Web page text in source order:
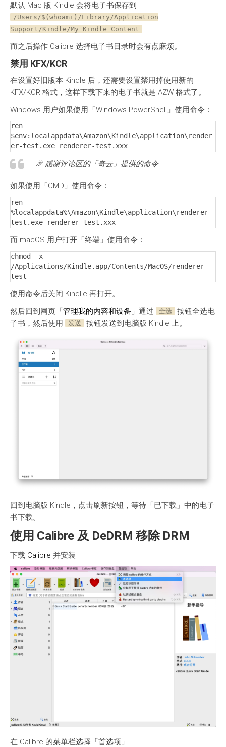
默认 Mac 版 Kindle 会将电子书保存到
/Users/$(whoami)/Library/Application
Support/Kindle/My Kindle Content
而之后操作 Calibre 选择电子书目录时会有点麻烦。
禁用 KFX/KCR
在设置好旧版本 Kindle 后，还需要设置禁用掉使用新的
KFX/KCR 格式，这样下载下来的电子书就是 AZW 格式了。
Windows 用户如果使用「Windows PowerShell」使用命令：
ren
$env:localappdata\Amazon\Kindle\application\render
er-test.exe renderer-test.xxx
🎉 感谢评论区的「奇云」提供的命令
如果使用「CMD」使用命令：
ren
%localappdata%\Amazon\Kindle\application\renderer-
test.exe renderer-test.xxx
而 macOS 用户打开「终端」使用命令：
chmod -x
/Applications/Kindle.app/Contents/MacOS/renderer-
test
使用命令后关闭 Kindlle 再打开。
然后回到网页「 管理我的内容和设备 」通过 全选
按钮全选电
子书，然后使用
发送 按钮发送到电脑版 Kindle 上。
回到电脑版 Kindle，点击刷新按钮，等待「已下载」中的电子
书下载。
使用 Calibre 及 DeDRM 移除 DRM
下载 Calibre 并安装
在 Calibre 的菜单栏选择「首选项」